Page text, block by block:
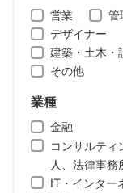
営業 管
デザイナー
建築・土木・
その他
業種
金融
コンサルティ
人、法律事務
IT・インター